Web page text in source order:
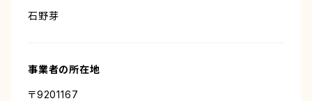
石野芽
事業者の所在地
〒9201167